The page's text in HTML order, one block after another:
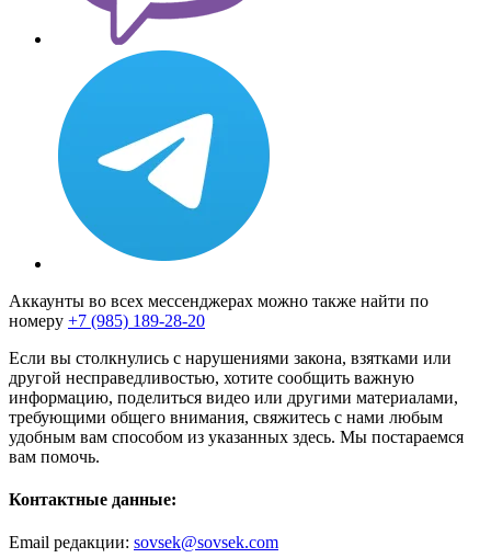
Аккаунты во всех мессенджерах можно также найти по
номеру +7 (985) 189-28-20
Если вы столкнулись с нарушениями закона, взятками или
другой несправедливостью, хотите сообщить важную
информацию, поделиться видео или другими материалами,
требующими общего внимания, свяжитесь с нами любым
удобным вам способом из указанных здесь. Мы постараемся
вам помочь.
Контактные данные:
Email редакции: sovsek@sovsek.com